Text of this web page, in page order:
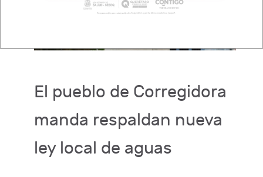
El pueblo de Corregidora
manda respaldan nueva
ley local de aguas